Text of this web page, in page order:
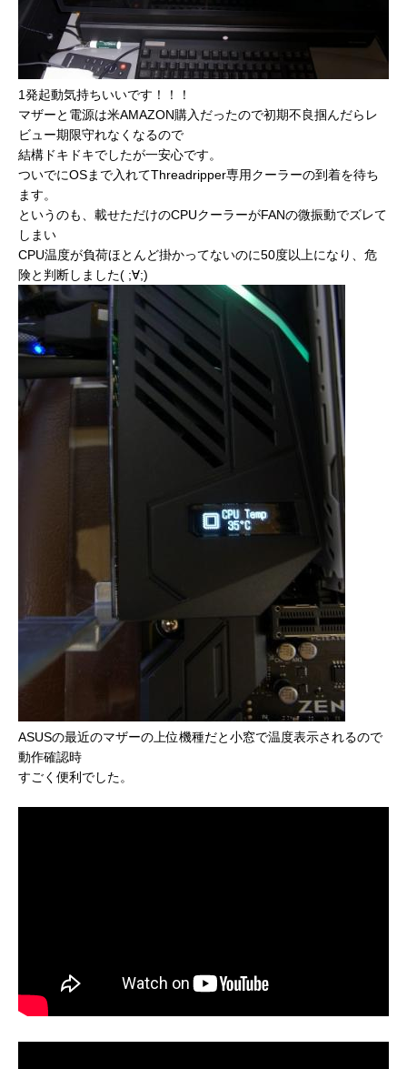
1発起動気持ちいいです！！！
マザーと電源は米AMAZON購入だったので初期不良掴んだらレ
ビュー期限守れなくなるので
結構ドキドキでしたが一安心です。
ついでにOSまで入れてThreadripper専用クーラーの到着を待ち
ます。
というのも、載せただけのCPUクーラーがFANの微振動でズレて
しまい
CPU温度が負荷ほとんど掛かってないのに50度以上になり、危
険と判断しました( ;∀;)
ASUSの最近のマザーの上位機種だと小窓で温度表示されるので
動作確認時
すごく便利でした。